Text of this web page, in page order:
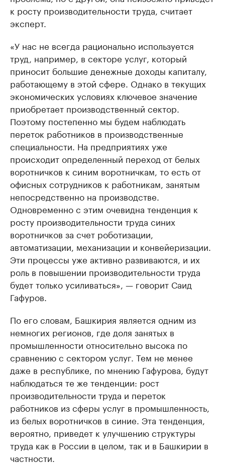
к росту производительности труда, считает
эксперт.
«У нас не всегда рационально используется
труд, например, в секторе услуг, который
приносит большие денежные доходы капиталу,
работающему в этой сфере. Однако в текущих
экономических условиях ключевое значение
приобретает производственный сектор.
Поэтому постепенно мы будем наблюдать
переток работников в производственные
специальности. На предприятиях уже
происходит определенный переход от белых
воротничков к синим воротничкам, то есть от
офисных сотрудников к работникам, занятым
непосредственно на производстве.
Одновременно с этим очевидна тенденция к
росту производительности труда синих
воротничков за счет роботизации,
автоматизации, механизации и конвейеризации.
Эти процессы уже активно развиваются, и их
роль в повышении производительности труда
будет только усиливаться», — говорит Саид
Гафуров.
По его словам, Башкирия является одним из
немногих регионов, где доля занятых в
промышленности относительно высока по
сравнению с сектором услуг. Тем не менее
даже в республике, по мнению Гафурова, будут
наблюдаться те же тенденции: рост
производительности труда и переток
работников из сферы услуг в промышленность,
из белых воротничков в синие. Эта тенденция,
вероятно, приведет к улучшению структуры
труда как в России в целом, так и в Башкирии в
частности.